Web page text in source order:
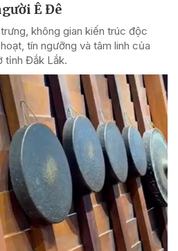
Ê Đê
không gian kiến trúc độc
tín ngưỡng và tâm linh của
tỉnh Đắk Lắk.